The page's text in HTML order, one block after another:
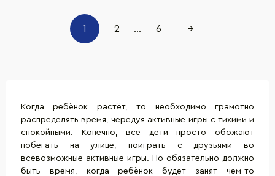
1 2 ... 6 →
Когда ребёнок растёт, то необходимо грамотно
распределять время, чередуя активные игры с тихими и
спокойными. Конечно, все дети просто обожают
побегать на улице, поиграть с друзьями во
всевозможные активные игры. Но обязательно должно
быть время, когда ребёнок будет занят чем-то